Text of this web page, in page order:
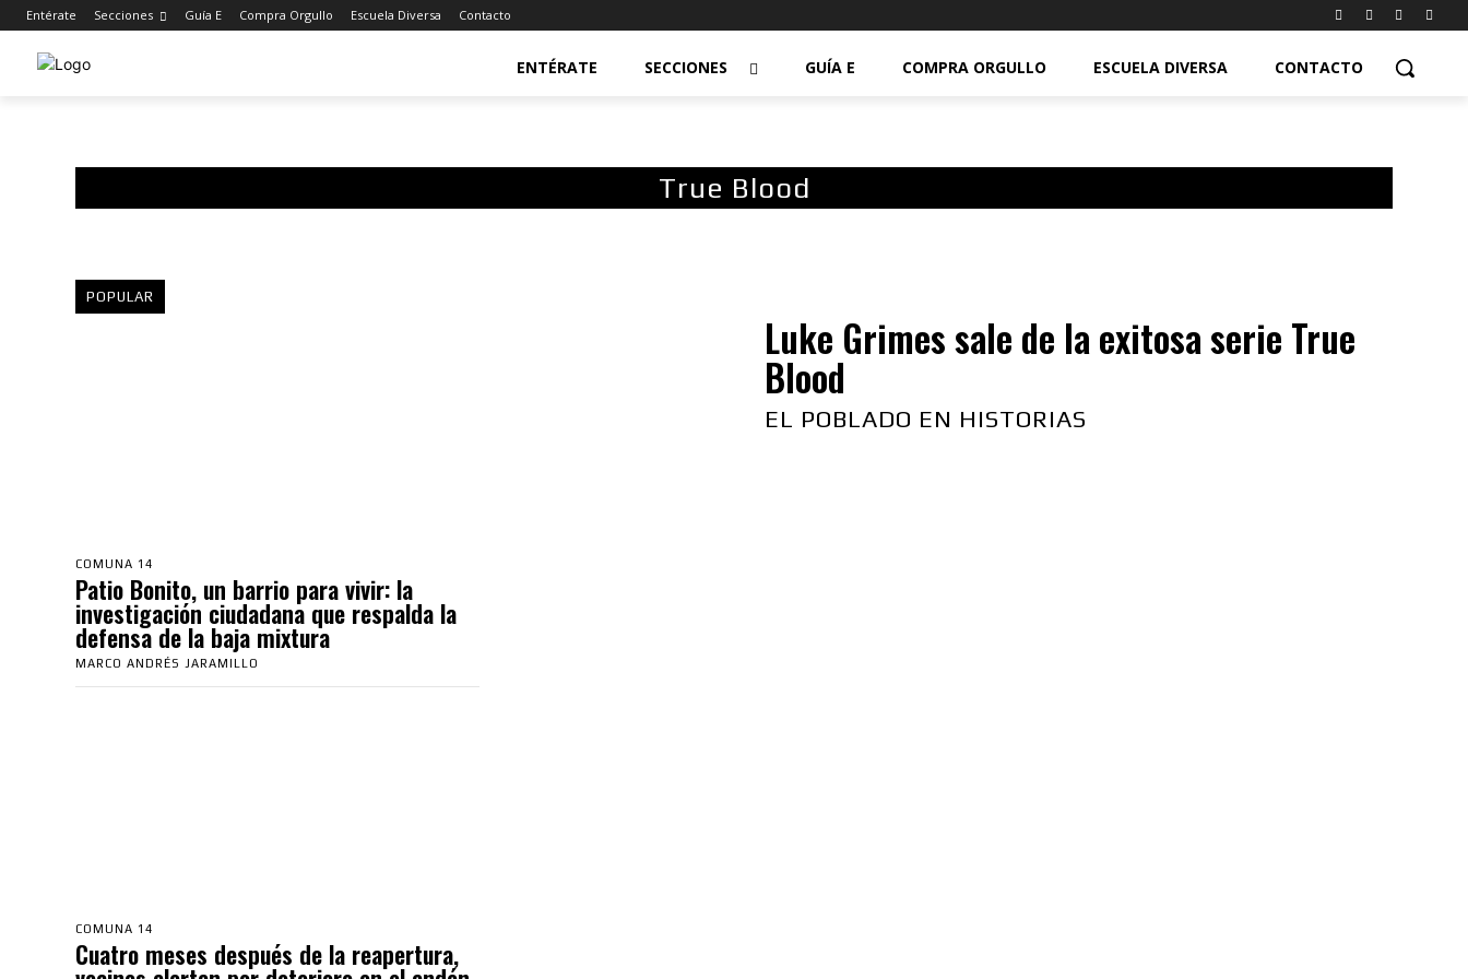
Entérate Secciones Guía E Compra Orgullo Escuela Diversa Contacto
ENTÉRATE SECCIONES GUÍA E COMPRA ORGULLO ESCUELA DIVERSA CONTACTO
True Blood
POPULAR
COMUNA 14
Patio Bonito, un barrio para vivir: la
investigación ciudadana que respalda la
defensa de la baja mixtura
MARCO ANDRÉS JARAMILLO
COMUNA 14
Cuatro meses después de la reapertura,
Luke Grimes sale de la exitosa serie True
Blood
EL POBLADO EN HISTORIAS